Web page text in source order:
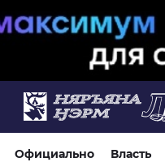
Официально Власть